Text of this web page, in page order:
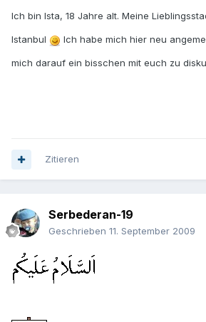
Ich bin Ista, 18 Jahre alt. Meine
Istanbul Ich habe mich hier neu
mich darauf ein bisschen mit euch zu
Zitieren
Serbederan-19
Geschrieben 11. September 2009